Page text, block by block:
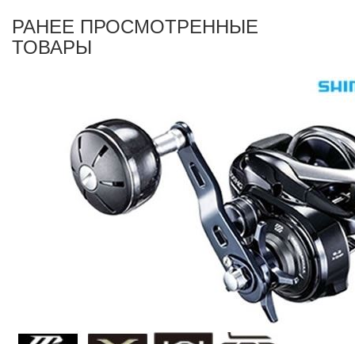
РАНЕЕ ПРОСМОТРЕННЫЕ
ТОВАРЫ